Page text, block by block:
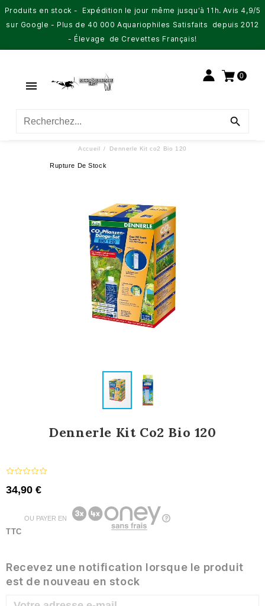
Produits en stock - Expédition le jour même jusqu'à 11h. Avis 4,9/5
sur Google - Plus de 40 000 Aquariophiles Satisfaits depuis 2012
- Élevage de Crevettes Français!

0

Accueil Dennerle Kit co2 Bio 120
Rupture De Stock
Dennerle Kit Co2 Bio 120
34,90 €
TTC
OU PAYER EN
Recevez une notification lorsque le produit
est de nouveau en stock